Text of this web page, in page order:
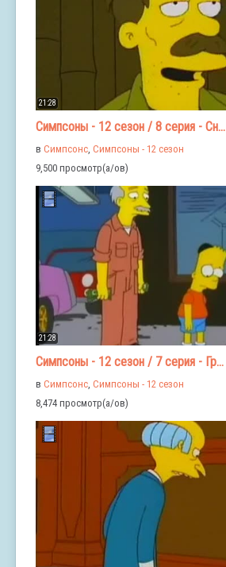
21:28
Симпсоны - 12 сезон / 8 серия - Сн...
в Симпсонс, Симпсоны - 12 сезон
9,500 просмотр(а/ов)
21:28
Симпсоны - 12 сезон / 7 серия - Гр...
в Симпсонс Симпсоны - 12 сезон
8,474 просмотр(а/ов)